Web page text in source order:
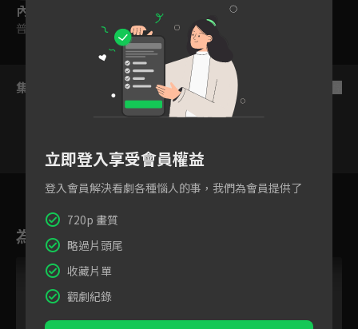
內容標籤
普遍級
集數列表
5 6 7 8 9
為您推薦
立即登入享受會員權益
登入會員解決看劇各種惱人的事，我們為會員提供了
720p 畫質
略過片頭尾
收藏片單
觀劇紀錄